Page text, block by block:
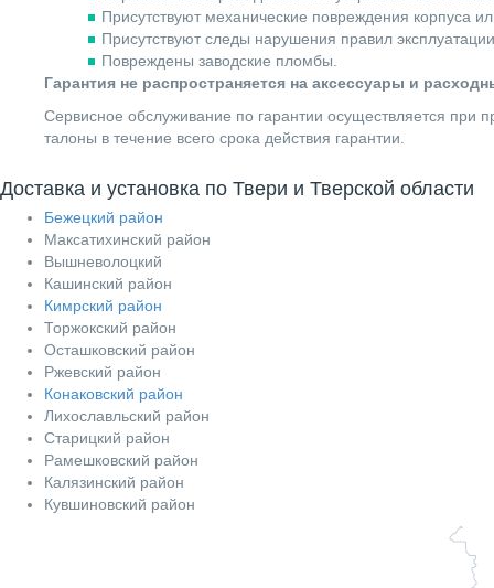
Присутствуют механические повреждения корпуса
Присутствуют следы нарушения правил
Повреждены заводские пломбы.
Гарантия не распространяется на аксессуары и
Сервисное обслуживание по гарантии осуществляется при
талоны в течение всего срока действия гарантии.
Доставка и установка по Твери и Тверской области
Бежецкий район
Максатихинский район
Вышневолоцкий
Кашинский район
Кимрский район
Торжокский район
Осташковский район
Ржевский район
Конаковский район
Лихославльский район
Старицкий район
Рамешковский район
Калязинский район
Кувшиновский район